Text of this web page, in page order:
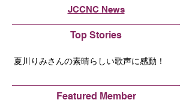
JCCNC News
Top Stories
夏川りみさんの素晴らしい歌声に感動！
Featured Member